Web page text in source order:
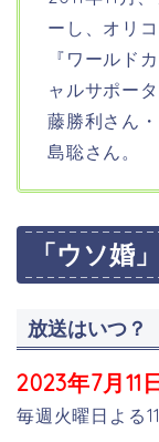
ーし、オリ
『ワールド
ャルサポー
藤勝利さん
島聡さん。
「ウソ婚
放送はいつ？
2023年7月11
毎週火曜日よる